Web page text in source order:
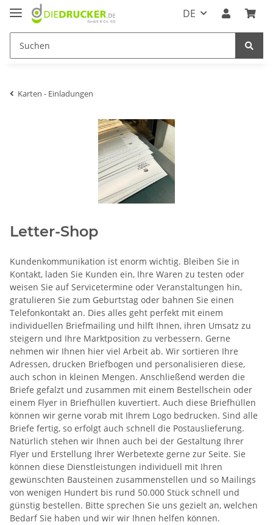
DE
Karten - Einladungen
Letter-Shop
Kundenkommunikation ist enorm wichtig. Bleiben Sie in
Kontakt, laden Sie Kunden ein, Ihre Waren zu testen oder
weisen Sie auf Servicetermine oder Veranstaltungen hin,
gratulieren Sie zum Geburtstag oder bahnen Sie einen
Telefonkontakt an. Dies alles geht perfekt mit einem
individuellen Briefmailing und hilft Ihnen, ihren Umsatz zu
steigern und Ihre Marktposition zu verbessern. Gerne
nehmen wir Ihnen hier viel Arbeit ab. Wir sortieren Ihre
Adressen, drucken Briefbogen und personalisieren diese,
auch schon in kleinen Mengen. Anschließend werden die
Briefe gefalzt und zusammen mit einem Bestellschein oder
einem Flyer in Briefhüllen kuvertiert. Auch diese Briefhüllen
können wir gerne vorab mit Ihrem Logo bedrucken. Sind alle
Briefe fertig, so erfolgt auch schnell die Postauslieferung.
Natürlich stehen wir Ihnen auch bei der Gestaltung Ihrer
Flyer und Erstellung Ihrer Werbetexte gerne zur Seite. Sie
können diese Dienstleistungen individuell mit Ihren
gewünschten Bausteinen zusammenstellen und so Mailings
von wenigen Hundert bis rund 50.000 Stück schnell und
günstig bestellen. Bitte sprechen Sie uns gezielt an, welchen
Bedarf Sie haben und wir wir Ihnen helfen können.